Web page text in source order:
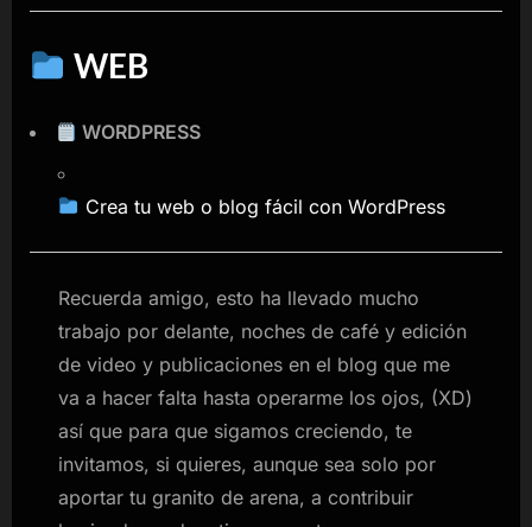
WEB
WORDPRESS
Crea tu web o blog fácil con WordPress
Recuerda amigo, esto ha llevado mucho
trabajo por delante, noches de café y edición
de video y publicaciones en el blog que me
va a hacer falta hasta operarme los ojos, (XD)
así que para que sigamos creciendo, te
invitamos, si quieres, aunque sea solo por
aportar tu granito de arena, a contribuir